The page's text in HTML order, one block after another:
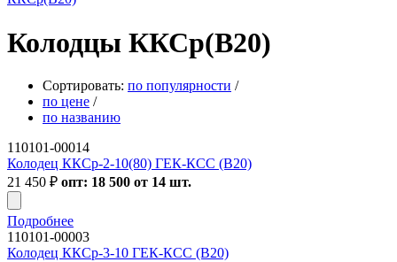
Колодцы ККСр(B20)
Сортировать: по популярности /
по цене /
по названию
110101-00014
Колодец ККСр-2-10(80) ГЕК-КСС (В20)
21 450 ₽ опт: 18 500 от 14 шт.
Подробнее
110101-00003
Колодец ККСр-3-10 ГЕК-КСС (В20)